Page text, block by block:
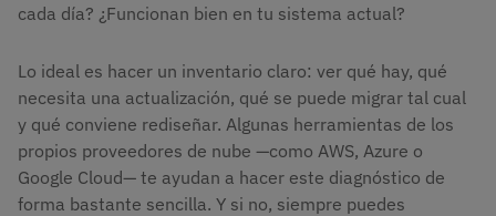
cada día? ¿Funcionan bien en tu sistema actual?
Lo ideal es hacer un inventario claro: ver qué hay, qué
necesita una actualización, qué se puede migrar tal cual
y qué conviene rediseñar. Algunas herramientas de los
propios proveedores de nube —como AWS, Azure o
Google Cloud— te ayudan a hacer este diagnóstico de
forma bastante sencilla. Y si no, siempre puedes